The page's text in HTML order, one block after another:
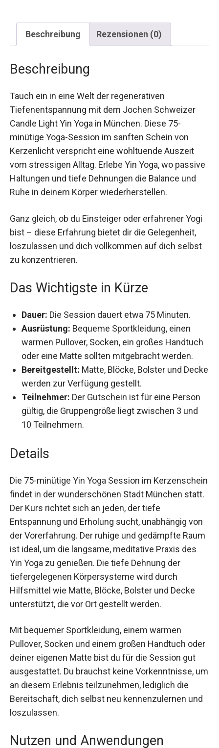
Beschreibung Rezensionen (0)
Beschreibung
Tauch ein in eine Welt der regenerativen
Tiefenentspannung mit dem Jochen Schweizer
Candle Light Yin Yoga in München. Diese 75-
minütige Yoga-Session im sanften Schein von
Kerzenlicht verspricht eine wohltuende Auszeit
vom stressigen Alltag. Erlebe Yin Yoga, wo
passive Haltungen und tiefe Dehnungen die
Balance und Ruhe in deinem Körper
Ganz gleich, ob du Einsteiger oder erfahrener
Yogi bist – diese Erfahrung bietet dir die
Gelegenheit, loszulassen und dich vollkommen
Das Wichtigste in Kürze
Dauer: Die Session dauert etwa 75 Minuten.
Ausrüstung:
Bequeme Sportkleidung, einen
warmen Pullover, Socken, ein großes
Handtuch oder eine Matte sollten mitgebracht
werden.
Bereitgestellt:
Matte, Blöcke, Bolster und
Decke werden zur Verfügung gestellt.
Teilnehmer:
Der Gutschein ist für eine Person
10 Teilnehmern.
Details
Die 75-minütige Yin Yoga Session im
Kerzenschein findet in der wunderschönen Stadt
München statt. Der Kurs richtet sich an jeden, der
tiefe Entspannung und Erholung sucht,
unabhängig von der Vorerfahrung. Der ruhige und
gedämpfte Raum ist ideal, um die langsame,
meditative Praxis des Yin Yoga zu genießen. Die
tiefe Dehnung der tiefergelegenen
Körpersysteme wird durch Hilfsmittel wie Matte,
Blöcke, Bolster und Decke unterstützt, die vor Ort
gestellt werden.
Mit bequemer Sportkleidung, einem warmen
Pullover, Socken und einem großen Handtuch
oder deiner eigenen Matte bist du für die Session
gut ausgestattet. Du brauchst keine
teilzunehmen, lediglich die Bereitschaft, dich